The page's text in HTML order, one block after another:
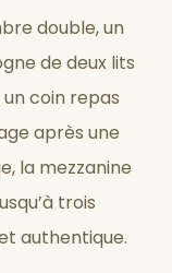
double, un
de deux lits
coin repas
après une
la mezzanine
trois
authentique.